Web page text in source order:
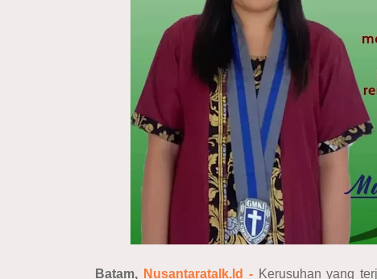
Batam, Nusantaratalk.Id - Kerusuhan yang